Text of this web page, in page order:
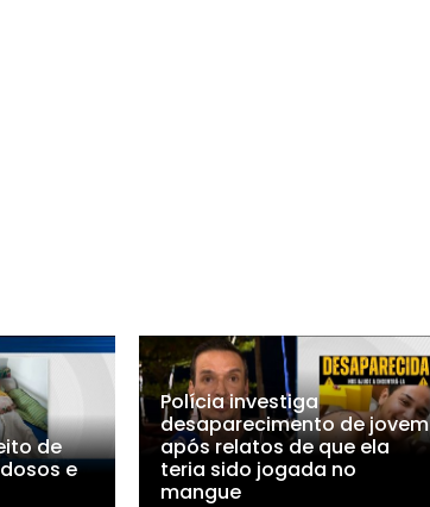
de
e
Polícia investiga
desaparecimento de jovem
após relatos de que ela
teria sido jogada no
mangue